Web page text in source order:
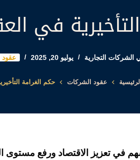
في
الشركات التجارية يوليو 20, 2025 عقود
الرئيسية عقود الشركات حكم الغرامة
في تعزيز الاقتصاد ورفع